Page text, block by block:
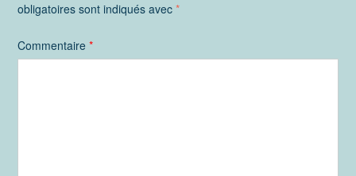
obligatoires sont indiqués avec *
Commentaire *